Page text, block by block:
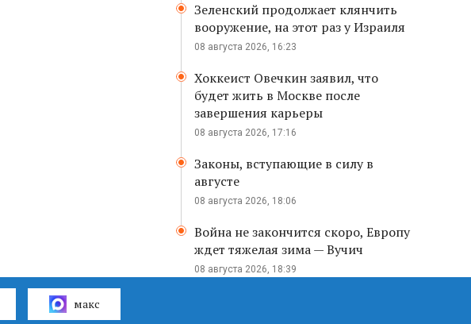
Зеленский продолжает клянчить
вооружение, на этот раз у Израиля
08 августа 2026, 16:23
Хоккеист Овечкин заявил, что
будет жить в Москве после
завершения карьеры
08 августа 2026, 17:16
Законы, вступающие в силу в
августе
08 августа 2026, 18:06
Война не закончится скоро, Европу
ждет тяжелая зима — Вучич
08 августа 2026, 18:39
макс